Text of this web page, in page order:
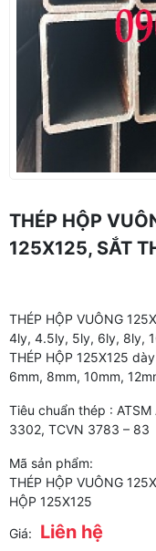
THÉP HỘP
125X125, SẮT
THÉP HỘP VUÔNG
4ly, 4.5ly, 5ly, 6ly, 8ly,
THÉP HỘP 125X125
6mm, 8mm, 10mm,
Tiêu chuẩn thép :
3302, TCVN 3783 – 83
Mã sản phẩm:
THÉP HỘP VUÔNG
HỘP 125X125
Giá: Liên hệ